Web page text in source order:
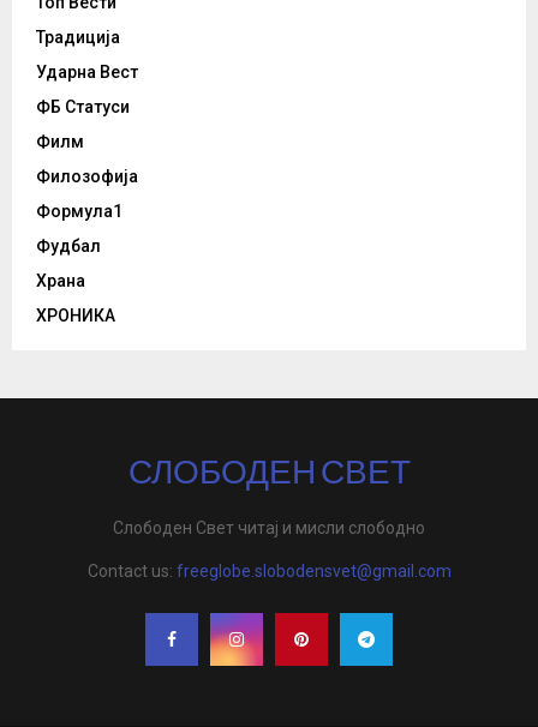
Традиција
Ударна Вест
ФБ Статуси
Филм
Филозофија
Формула1
Фудбал
Храна
ХРОНИКА
СЛОБОДЕН СВЕТ
Слободен Свет читај и мисли слободно
Contact us: freeglobe.slobodensvet@gmail.com